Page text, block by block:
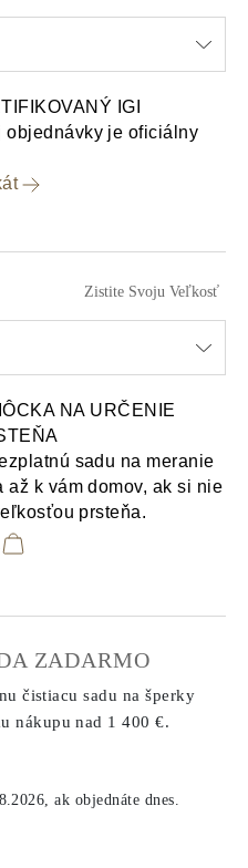
IGI
objednávky je oficiálny
Zistite Svoju Veľkosť
NA URČENIE
sadu na meranie
až k vám domov, ak si nie
prsteňa.
ZADARMO
čistiacu sadu na šperky
nákupunad 1 400 €.
, ak objednáte dnes